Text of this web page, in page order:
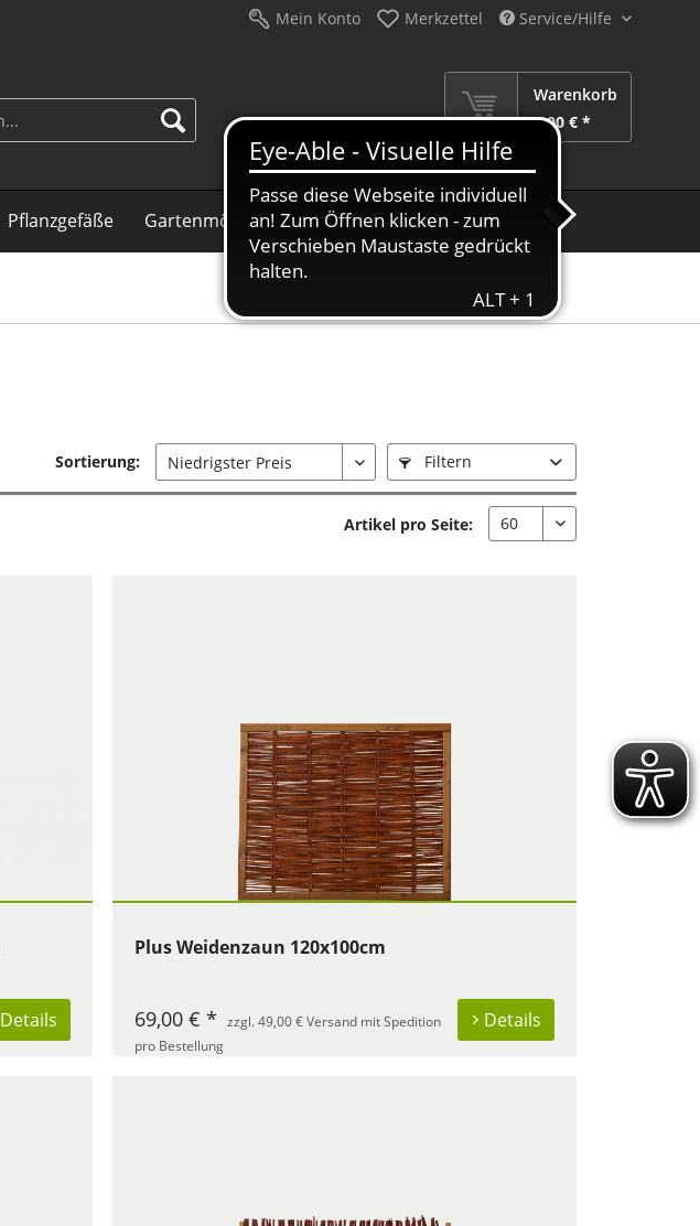
Mein Konto Merkzettel Service/Hilfe
Warenkorb
0,00 € *
Pflanzgefäße Gartenmöbel Schirme Dekoration Sale %
Filtern
Sortierung:
Artikel pro Seite:
Details
Plus Weidenzaun 120x100cm
Details
69,00 € * zzgl. 49,00 € Versand mit Spedition
pro Bestellung